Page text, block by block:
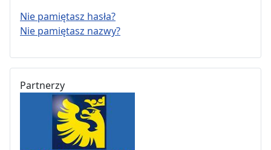
Nie pamiętasz hasła?
Nie pamiętasz nazwy?
Partnerzy